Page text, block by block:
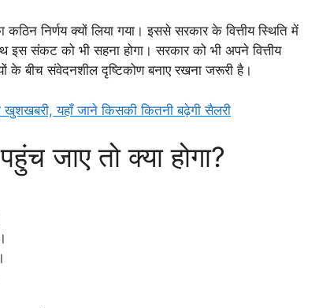
निर्णय क्यों लिया गया। इससे सरकार के वित्तीय स्थिति में
इस संकट को भी सहना होगा। सरकार को भी अपने वित्तीय
के बीच संवेदनशील दृष्टिकोण बनाए रखना जरूरी है।
यहाँ जाने किसकी कितनी बढ़ेगी सैलरी
जाए तो क्या होगा?